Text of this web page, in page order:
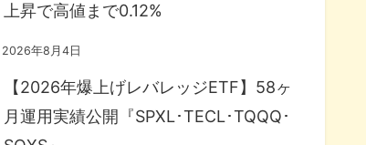
上昇で高値まで0.12%
2026年8月4日
【2026年爆上げレバレッジETF】58ヶ
月運用実績公開『SPXL･TECL･TQQQ･